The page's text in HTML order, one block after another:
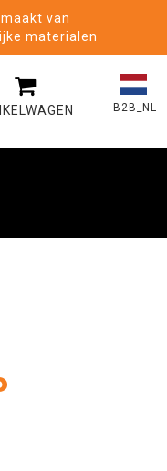
van
materialen
B2B_NL
MIJN WINKELWAGEN